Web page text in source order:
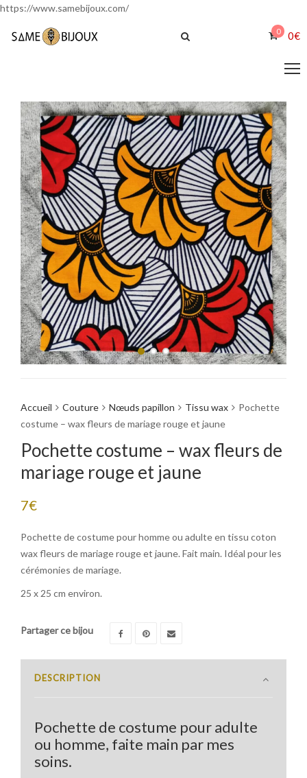
https://www.samebijoux.com/
0 0€
Accueil Couture Nœuds papillon Tissu wax
Pochette
costume – wax fleurs de mariage rouge et jaune
Pochette costume – wax fleurs de
mariage rouge et jaune
7€
Pochette de costume pour homme ou adulte en tissu coton
wax fleurs de mariage rouge et jaune. Fait main. Idéal pour les
cérémonies de mariage.
25 x 25 cm environ.
Partager ce bijou
DESCRIPTION
Pochette de costume pour adulte
ou homme, faite main par mes
soins.